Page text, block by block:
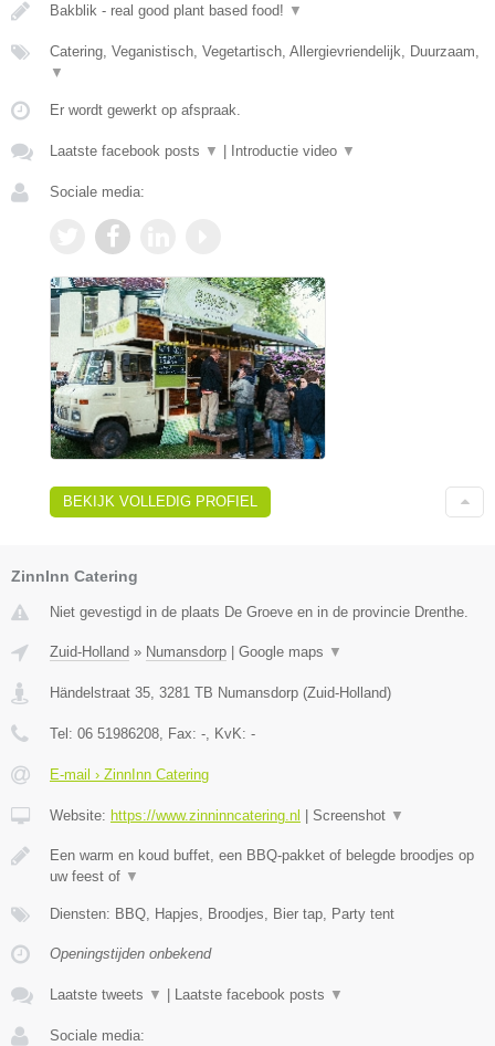
Bakblik - real good plant based food! ▼
Catering, Veganistisch, Vegetartisch, Allergievriendelijk, Duurzaam,
▼
Er wordt gewerkt op afspraak.
Laatste facebook posts ▼ | Introductie video ▼
Sociale media:
BEKIJK VOLLEDIG PROFIEL
ZinnInn Catering
Niet gevestigd in de plaats De Groeve en in de provincie Drenthe.
Zuid-Holland » Numansdorp Google maps ▼
Händelstraat 35, 3281 TB Numansdorp (Zuid-Holland)
Tel: 06 51986208, Fax: -, KvK: -
E-mail › ZinnInn Catering
Website: https://www.zinninncatering.nl Screenshot ▼
Een warm en koud buffet, een BBQ-pakket of belegde broodjes op
uw feest of ▼
Diensten: BBQ, Hapjes, Broodjes, Bier tap, Party tent
Openingstijden onbekend
Laatste tweets ▼ Laatste facebook posts ▼
Sociale media: